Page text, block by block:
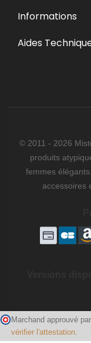
Informations
Aides
© 2011 - 2026
produits
femmes
accessoires
Marchand approuvé
vérifier l'attestation.